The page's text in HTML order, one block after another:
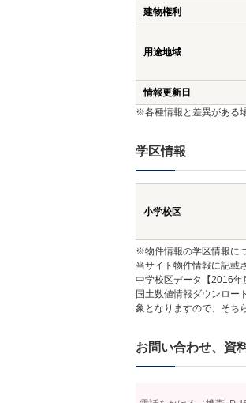
建物権利
用途地域
情報更新日
※各種情報と差異がある
学区情報
小学校区
※物件情報の学区情報に
当サイト物件情報に記載
中学校区データ【2016年
国土数値情報ダウンロー
象となりますので、そち
お問い合わせ、資